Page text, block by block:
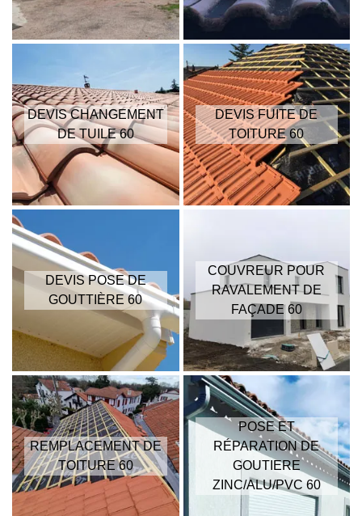
DEVIS CHANGEMENT
DE TUILE 60
DEVIS FUITE DE
TOITURE 60
DEVIS POSE DE
GOUTTIÈRE 60
COUVREUR POUR
RAVALEMENT DE
FAÇADE 60
REMPLACEMENT DE
TOITURE 60
POSE ET
RÉPARATION DE
GOUTIERE
ZINC/ALU/PVC 60